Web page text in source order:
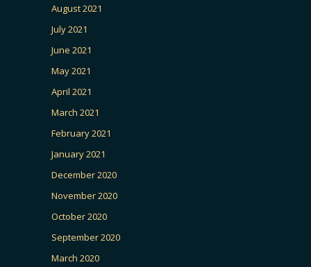
August 2021
July 2021
June 2021
May 2021
April 2021
March 2021
February 2021
January 2021
December 2020
November 2020
October 2020
September 2020
March 2020